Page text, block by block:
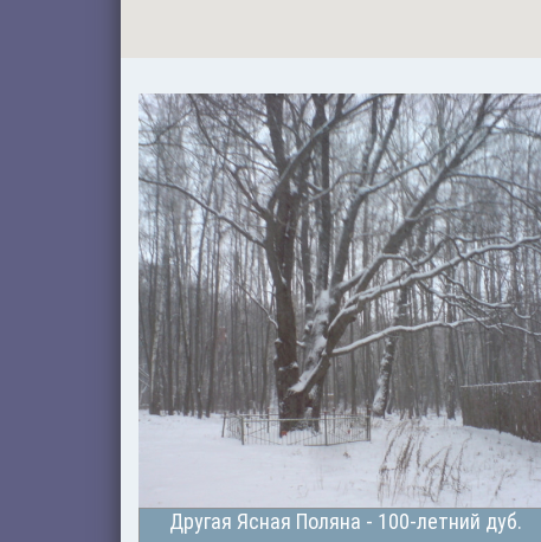
Другая Ясная Поляна - 100-летний дуб.